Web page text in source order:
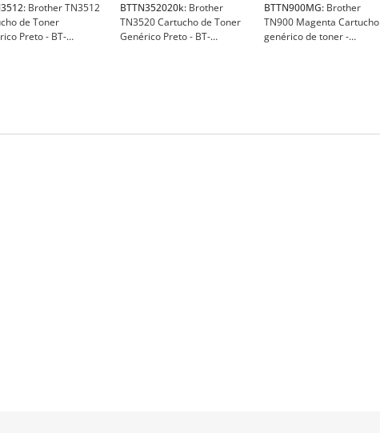
Brother TN3512
de Toner
Preto - BT-
BTTN352020k: Brother
TN3520 Cartucho de Toner
Genérico Preto - BT-
BTTN900MG: Brother
TN900 Magenta Cartucho
genérico de toner -